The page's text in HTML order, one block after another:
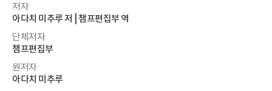
저자
아다치 미추루 저 | 챔프편집부 역
단체저자
챔프편집부
원저자
아다치 미추루